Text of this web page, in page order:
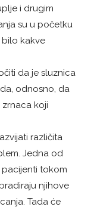
i drugim
su u početku
kakve
da je sluznica
odnosno, da
koji
različita
Jedna od
tokom
njihove
Tada će